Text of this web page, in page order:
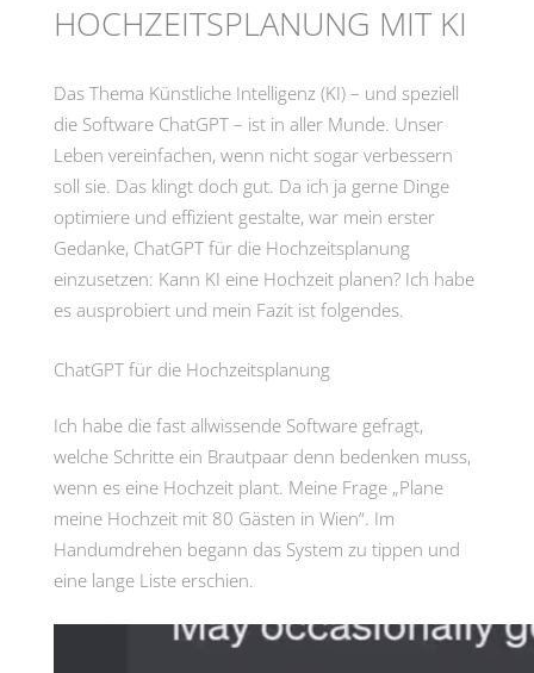
HOCHZEITSPLANUNG MIT KI
Das Thema Künstliche Intelligenz (KI) – und speziell
die Software ChatGPT – ist in aller Munde. Unser
Leben vereinfachen, wenn nicht sogar verbessern
soll sie. Das klingt doch gut. Da ich ja gerne Dinge
optimiere und effizient gestalte, war mein erster
Gedanke, ChatGPT für die Hochzeitsplanung
einzusetzen: Kann KI eine Hochzeit planen? Ich habe
es ausprobiert und mein Fazit ist folgendes.
ChatGPT für die Hochzeitsplanung
Ich habe die fast allwissende Software gefragt,
welche Schritte ein Brautpaar denn bedenken muss,
wenn es eine Hochzeit plant. Meine Frage „Plane
meine Hochzeit mit 80 Gästen in Wien“. Im
Handumdrehen begann das System zu tippen und
eine lange Liste erschien.